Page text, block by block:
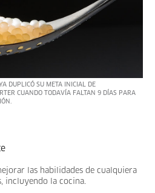
DUPLICÓ SU META INICIAL DE
CUANDO TODAVÍA FALTAN 9 DÍAS PARA
las habilidades de cualquiera
incluyendo la cocina.